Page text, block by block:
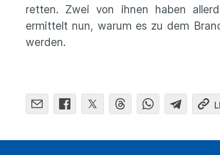
retten. Zwei von ihnen haben
ermittelt nun, warum es zu dem
werden.